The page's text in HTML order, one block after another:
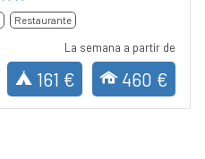
Restaurante
La semana a partir de
161 € 460 €